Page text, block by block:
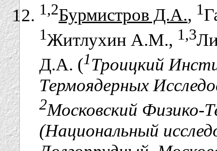
1,2Бурмистров Д.А., 1
1Житлухин А.М., 1,3
Д.А. (1Троицкий
Термоядерных
2Московский Физико-
(Национальный